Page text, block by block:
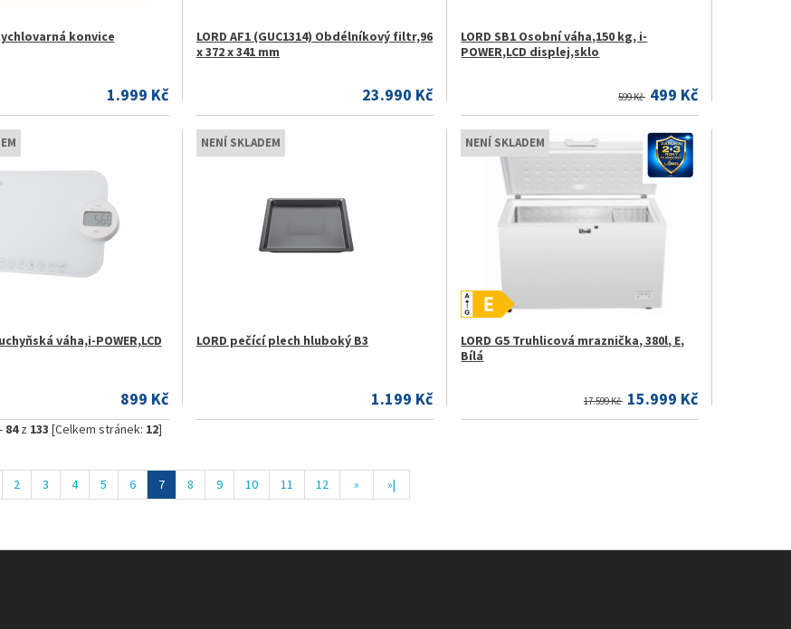
konvice
1.999 Kč
LORD AF1 (GUC1314) Obdélníkový filtr,96
x 372 x 341 mm
23.990 Kč
LORD SB1 Osobní váha,150 kg, i-
POWER,LCD displej,sklo
599 Kč 499 Kč
váha,i-POWER,LCD
899 Kč
NENÍ SKLADEM
LORD pečící plech hluboký B3
1.199 Kč
NENÍ SKLADEM
LORD G5 Truhlicová mraznička, 380l, E,
Bílá
17.599 Kč 15.999 Kč
- 84z 133 [Celkem stránek: 12]
2 3 4 5 6 7 8 9 10 11 12 » »|